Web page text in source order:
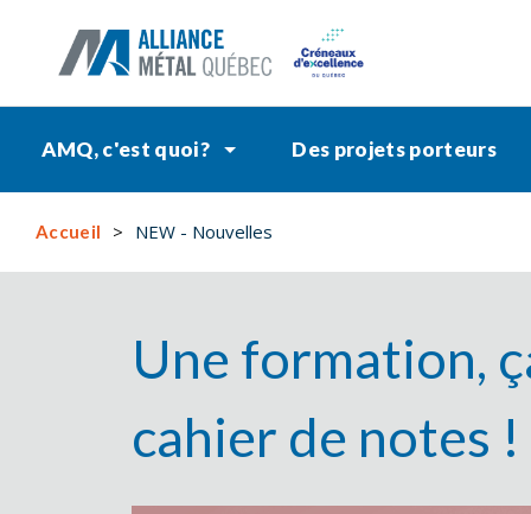
AMQ, c'est quoi? Des projets porteurs
Accueil NEW - Nouvelles
Une formation,
cahier de notes !